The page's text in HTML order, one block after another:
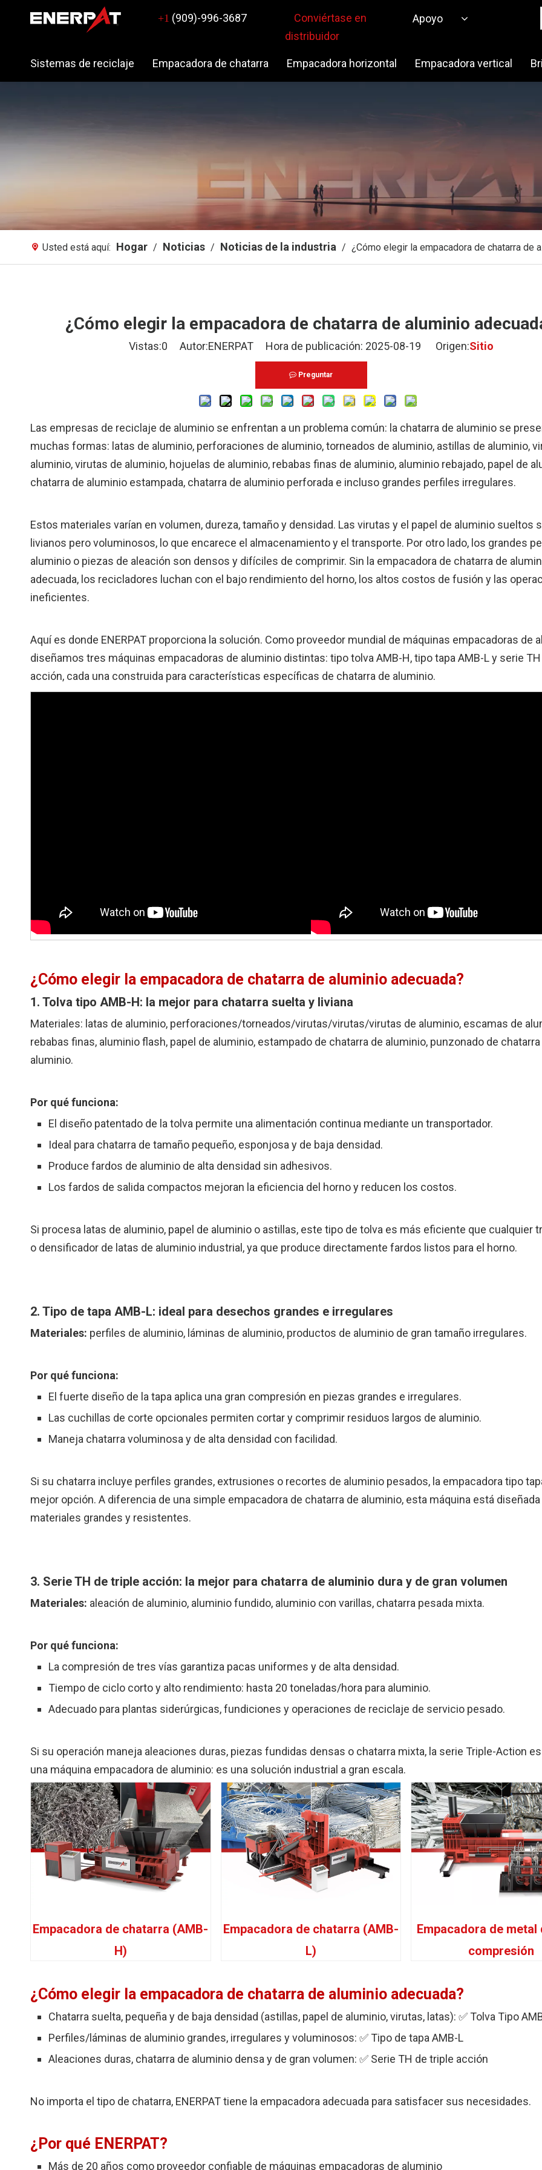
+1 (909)-996-3687
Conviértase en
distribuidor
Apoyo
Sistemas de reciclaje Empacadora de chatarra Empacadora horizontal Empacadora vertical
Usted está aquí: Hogar / Noticias / Noticias de la industria / ¿Cómo elegir la empacadora de chatarra de
¿Cómo elegir la empacadora de chatarra de aluminio
Vistas:0 Autor:ENERPAT Hora de publicación: 2025-08-19 Origen:Sitio
Preguntar
Las empresas de reciclaje de aluminio se enfrentan a un problema común: la chatarra de aluminio se
muchas formas: latas de aluminio, perforaciones de aluminio, torneados de aluminio, astillas de aluminio,
aluminio, virutas de aluminio, hojuelas de aluminio, rebabas finas de aluminio, aluminio rebajado, papel de
chatarra de aluminio estampada, chatarra de aluminio perforada e incluso grandes perfiles irregulares.
Estos materiales varían en volumen, dureza, tamaño y densidad. Las virutas y el papel de aluminio sueltos
livianos pero voluminosos, lo que encarece el almacenamiento y el transporte. Por otro lado, los grandes
aluminio o piezas de aleación son densos y difíciles de comprimir. Sin la empacadora de chatarra de
adecuada, los recicladores luchan con el bajo rendimiento del horno, los altos costos de fusión y las
ineficientes.
Aquí es donde ENERPAT proporciona la solución. Como proveedor mundial de máquinas empacadoras de
diseñamos tres máquinas empacadoras de aluminio distintas: tipo tolva AMB-H, tipo tapa AMB-L y serie
acción, cada una construida para características específicas de chatarra de aluminio.
¿Cómo elegir la empacadora de chatarra de aluminio adecuada?
1. Tolva tipo AMB-H: la mejor para chatarra suelta y liviana
Materiales: latas de aluminio, perforaciones/torneados/virutas/virutas/virutas de aluminio, escamas de
rebabas finas, aluminio flash, papel de aluminio, estampado de chatarra de aluminio, punzonado de chatarra
aluminio.
Por qué funciona:
El diseño patentado de la tolva permite una alimentación continua mediante un transportador.
Ideal para chatarra de tamaño pequeño, esponjosa y de baja densidad.
Produce fardos de aluminio de alta densidad sin adhesivos.
Los fardos de salida compactos mejoran la eficiencia del horno y reducen los costos.
Si procesa latas de aluminio, papel de aluminio o astillas, este tipo de tolva es más eficiente que cualquier
o densificador de latas de aluminio industrial, ya que produce directamente fardos listos para el horno.
2. Tipo de tapa AMB-L: ideal para desechos grandes e irregulares
Materiales: perfiles de aluminio, láminas de aluminio, productos de aluminio de gran tamaño irregulares.
Por qué funciona:
El fuerte diseño de la tapa aplica una gran compresión en piezas grandes e irregulares.
Las cuchillas de corte opcionales permiten cortar y comprimir residuos largos de aluminio.
Maneja chatarra voluminosa y de alta densidad con facilidad.
Si su chatarra incluye perfiles grandes, extrusiones o recortes de aluminio pesados, la empacadora tipo
mejor opción. A diferencia de una simple empacadora de chatarra de aluminio, esta máquina está diseñada
materiales grandes y resistentes.
3. Serie TH de triple acción: la mejor para chatarra de aluminio dura y de gran volumen
Materiales: aleación de aluminio, aluminio fundido, aluminio con varillas, chatarra pesada mixta.
Por qué funciona:
La compresión de tres vías garantiza pacas uniformes y de alta densidad.
Tiempo de ciclo corto y alto rendimiento: hasta 20 toneladas/hora para aluminio.
Adecuado para plantas siderúrgicas, fundiciones y operaciones de reciclaje de servicio pesado.
Si su operación maneja aleaciones duras, piezas fundidas densas o chatarra mixta, la serie Triple-Action
una máquina empacadora de aluminio: es una solución industrial a gran escala.
Empacadora de chatarra (AMB-
H)
Empacadora de chatarra (AMB-
L)
Empacadora de metal
compresión
¿Cómo elegir la empacadora de chatarra de aluminio adecuada?
Chatarra suelta, pequeña y de baja densidad (astillas, papel de aluminio, virutas, latas): ✅ Tolva Tipo
Perfiles/láminas de aluminio grandes, irregulares y voluminosos: ✅ Tipo de tapa AMB-L
Aleaciones duras, chatarra de aluminio densa y de gran volumen: ✅ Serie TH de triple acción
No importa el tipo de chatarra, ENERPAT tiene la empacadora adecuada para satisfacer sus necesidades.
¿Por qué ENERPAT?
Más de 20 años como proveedor confiable de máquinas empacadoras de aluminio